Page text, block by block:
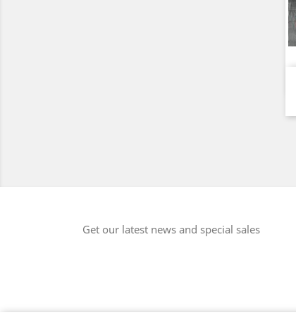
Get our latest news and special sales